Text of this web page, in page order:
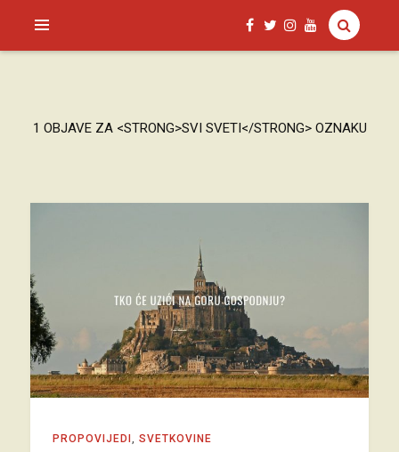
SAGUD.XYZ
1 OBJAVE ZA <STRONG>SVI SVETI</STRONG> OZNAKU
PROPOVIJEDI SVETKOVINE